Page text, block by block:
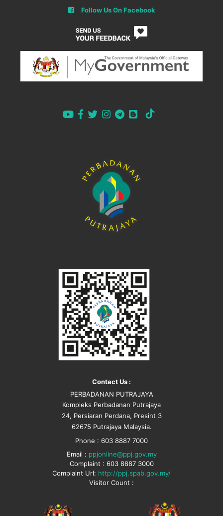
Follow Us On Facebook
Contact Us :
PERBADANAN PUTRAJAYA
Kompleks Perbadanan Putrajaya
24, Persiaran Perdana, Presint 3
62675 Putrajaya Malaysia.
Phone : 603 8887 7000
Email : ppjonline@ppj.gov.my
Complaint : 603 8887 3000
Complaint Url: http://ppj.spab.gov.my/
Visitor Count :